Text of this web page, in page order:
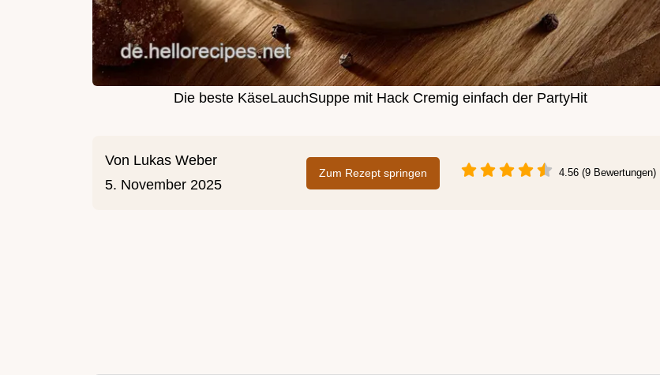
Die beste KäseLauchSuppe mit Hack Cremig einfach der PartyHit
Von Lukas Weber
5. November 2025
Zum Rezept springen 4.56 (9 Bewertungen)